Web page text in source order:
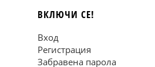
ВКЛЮЧИ СЕ!
Вход
Регистрация
Забравена парола